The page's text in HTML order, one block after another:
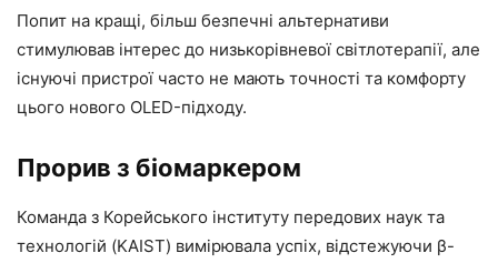
Попит на кращі, більш безпечні альтернативи
стимулював інтерес до низькорівневої світлотерапії, але
існуючі пристрої часто не мають точності та комфорту
цього нового OLED-підходу.
Прорив з біомаркером
Команда з Корейського інституту передових наук та
технологій (KAIST) вимірювала успіх, відстежуючи β-